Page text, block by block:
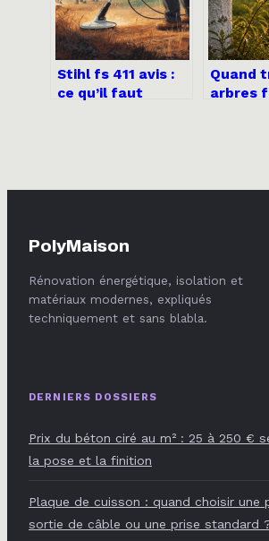
Stihl fs 411 avis :
ce qu’il faut
Quand
arbres
PolyMaison
Rénovation énergétique, isolation et
matériaux modernes, expliqués
techniquement et sans blabla.
DERNIERS DOSSIERS
Prix du béton ciré au m² : 25 à 250 €
la pose et la finition
Plaque de cuisson : quand choisir une
sortie de câble ou une prise standard